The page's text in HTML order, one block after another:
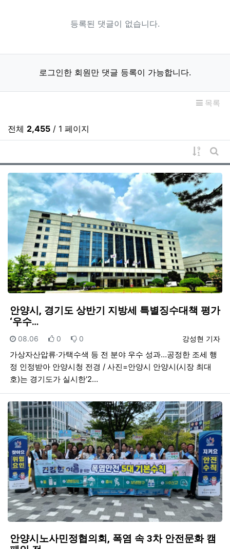
등록된 댓글이 없습니다.
로그인한 회원만 댓글 등록이 가능합니다.
목록
전체 2,455 / 1 페이지
게시물
게
안양시, 경기도 상반기 지방세 특별징수대책 평가
‘우수…
등록자
강성현 기자
등록일
08.06 추천
0 비추천
0
가상자산압류·가택수색 등 전 분야 우수 성과…공정한 조세 행
정 인정받아 안양시청 전경 / 사진=안양시 안양시(시장 최대
호)는 경기도가 실시한‘2…
안양시노사민정협의회, 폭염 속 3차 안전문화 캠